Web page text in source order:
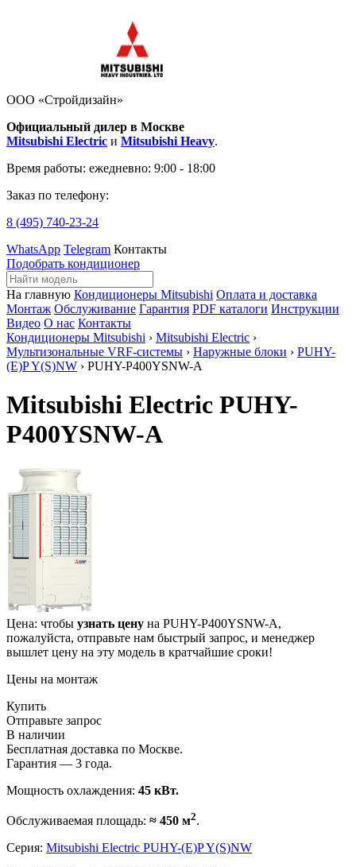
ООО «Стройдизайн»
Официальный дилер в Москве
Mitsubishi Electric и Mitsubishi Heavy.
Время работы: ежедневно: 9:00 - 18:00
Заказ по телефону:
8 (495) 740-23-24
WhatsApp Telegram Контакты
Подобрать кондиционер
На главную Кондиционеры Mitsubishi Оплата и доставка
Монтаж Обслуживание Гарантия PDF каталоги Инструкции
Видео О нас Контакты
Кондиционеры Mitsubishi › Mitsubishi Electric ›
Мультизональные VRF-системы › Наружные блоки › PUHY-
(E)P Y(S)NW › PUHY-P400YSNW-A
Mitsubishi Electric PUHY-
P400YSNW-A
Цена: чтобы узнать цену на PUHY-P400YSNW-A,
пожалуйста, отправьте нам быстрый запрос, и менеджер
вышлет цену на эту модель в кратчайшие сроки!
Цены на монтаж
Купить
Отправьте запрос
В наличии
Бесплатная доставка по Москве.
Гарантия — 3 года.
Мощность охлаждения: 45 кВт.
Обслуживаемая площадь: ≈ 450 м2.
Серия: Mitsubishi Electric PUHY-(E)P Y(S)NW